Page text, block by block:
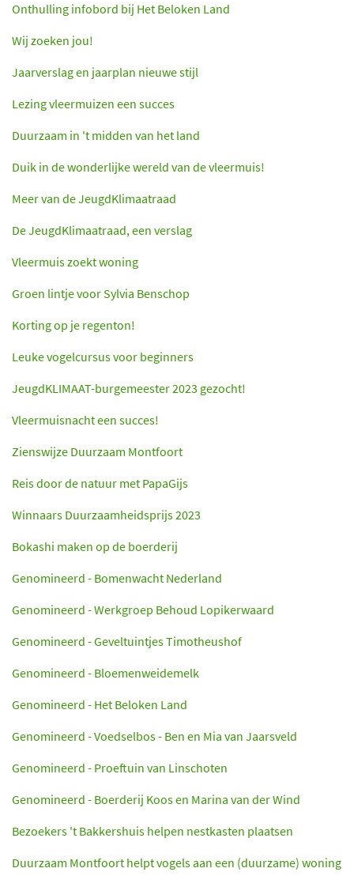
Onthulling infobord bij Het Beloken Land
Wij zoeken jou!
Jaarverslag en jaarplan nieuwe stijl
Lezing vleermuizen een succes
Duurzaam in 't midden van het land
Duik in de wonderlijke wereld van de vleermuis!
Meer van de JeugdKlimaatraad
De JeugdKlimaatraad, een verslag
Vleermuis zoekt woning
Groen lintje voor Sylvia Benschop
Korting op je regenton!
Leuke vogelcursus voor beginners
JeugdKLIMAAT-burgemeester 2023 gezocht!
Vleermuisnacht een succes!
Zienswijze Duurzaam Montfoort
Reis door de natuur met PapaGijs
Winnaars Duurzaamheidsprijs 2023
Bokashi maken op de boerderij
Genomineerd - Bomenwacht Nederland
Genomineerd - Werkgroep Behoud Lopikerwaard
Genomineerd - Geveltuintjes Timotheushof
Genomineerd - Bloemenweidemelk
Genomineerd - Het Beloken Land
Genomineerd - Voedselbos - Ben en Mia van Jaarsveld
Genomineerd - Proeftuin van Linschoten
Genomineerd - Boerderij Koos en Marina van der Wind
Bezoekers 't Bakkershuis helpen nestkasten plaatsen
Duurzaam Montfoort helpt vogels aan een (duurzame) woning